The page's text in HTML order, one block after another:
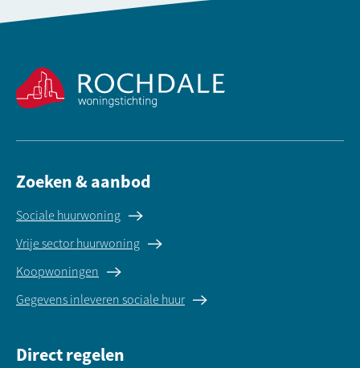
Zoeken & aanbod
Sociale huurwoning
Vrije sector huurwoning
Koopwoningen
Gegevens inleveren sociale huur
Direct regelen